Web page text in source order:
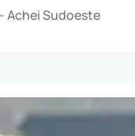
Achei Sudoeste